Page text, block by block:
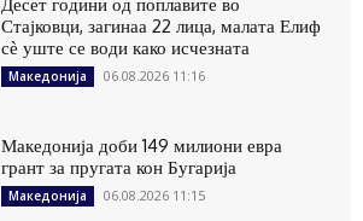
Стајковци, загинаа 22 лица, малата Елиф
сѐ уште се води како исчезната
Македонија 06.08.2026 11:16
Македонија доби 149 милиони евра
грант за пругата кон Бугарија
Македонија 06.08.2026 11:15